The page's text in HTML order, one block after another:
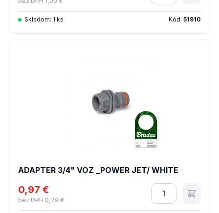
Skladom: 1 ks Kód: 51910
ADAPTER 3/4" VOZ _POWER JET/ WHITE
0,97 €
bez DPH 0,79 €
Množstvo